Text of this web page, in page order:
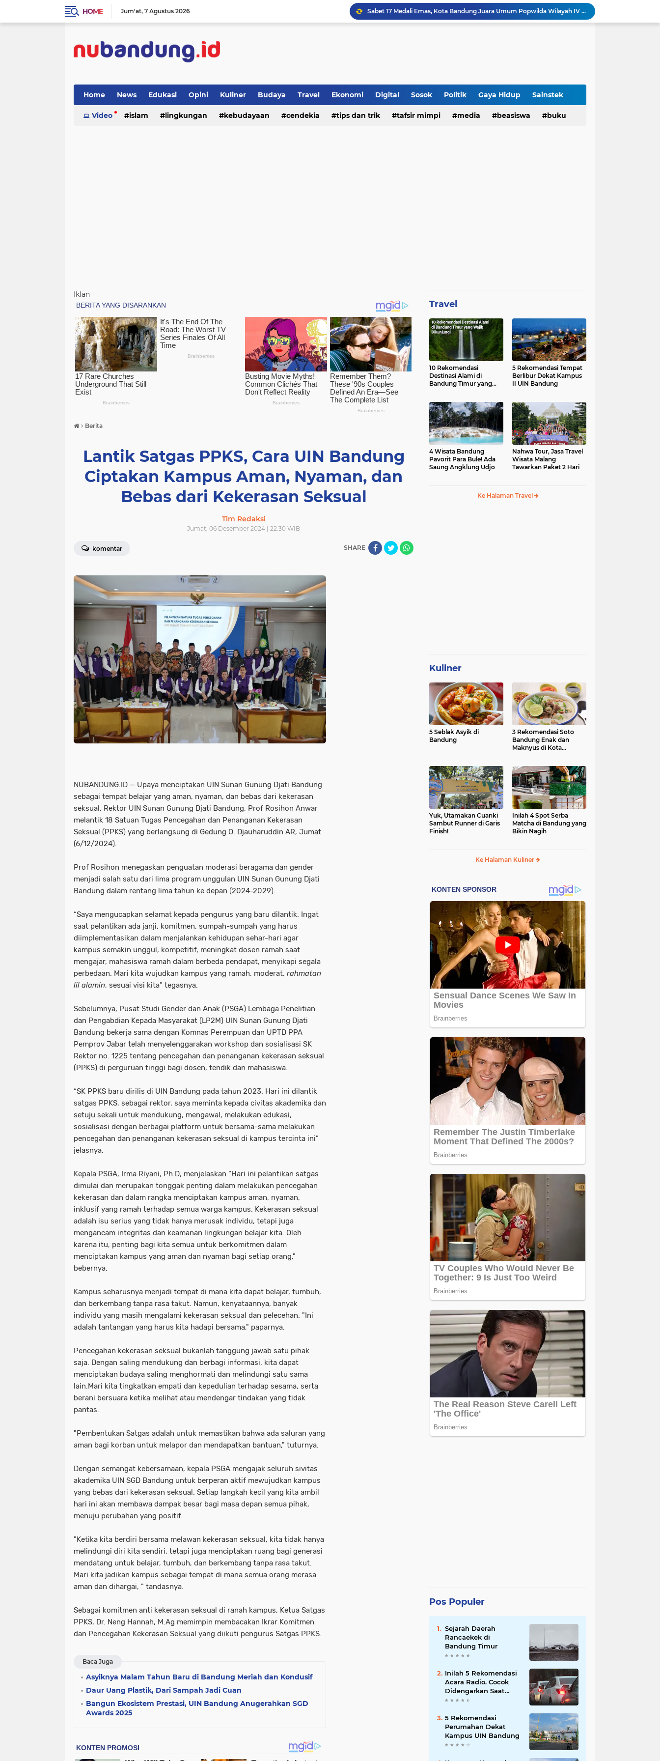
HOME Jum'at 7 Agustus 2026
Jalan Redup Agama: Catatan untuk Munas-Kobes NU
Dari UAS Berbasis Proyek, Mahasiswa AFI dan S2 Studi Agama-Agama UIN Bandung Hadirkan Seminar dan Pentas Seni Moderasi Beragama
Islam dan Barat
Home News Edukasi Opini Kuliner Budaya Travel Ekonomi Digital Sosok Politik Gaya Hidup Sainstek
Video islam lingkungan kebudayaan cendekia tips dan trik tafsir mimpi media beasiswa buku
Iklan
› Berita
Lantik Satgas PPKS, Cara UIN Bandung
Ciptakan Kampus Aman, Nyaman, dan
Bebas dari Kekerasan Seksual
Tim Redaksi
Jumat, 06 Desember 2024 | 22:30 WIB
komentar SHARE
NUBANDUNG.ID — Upaya menciptakan UIN Sunan Gunung Djati Bandung
sebagai tempat belajar yang aman, nyaman, dan bebas dari kekerasan
seksual. Rektor UIN Sunan Gunung Djati Bandung, Prof Rosihon Anwar
melantik 18 Satuan Tugas Pencegahan dan Penanganan Kekerasan
Seksual (PPKS) yang berlangsung di Gedung O. Djauharuddin AR, Jumat
(6/12/2024).
Prof Rosihon menegaskan penguatan moderasi beragama dan gender
menjadi salah satu dari lima program unggulan UIN Sunan Gunung Djati
Bandung dalam rentang lima tahun ke depan (2024-2029).
“Saya mengucapkan selamat kepada pengurus yang baru dilantik. Ingat
saat pelantikan ada janji, komitmen, sumpah-sumpah yang harus
diimplementasikan dalam menjalankan kehidupan sehar-hari agar
kampus semakin unggul, kompetitif, meningkat dosen ramah saat
mengajar, mahasiswa ramah dalam berbeda pendapat, menyikapi segala
perbedaan. Mari kita wujudkan kampus yang ramah, moderat, rahmatan
lil alamin, sesuai visi kita” tegasnya.
Sebelumnya, Pusat Studi Gender dan Anak (PSGA) Lembaga Penelitian
dan Pengabdian Kepada Masyarakat (LP2M) UIN Sunan Gunung Djati
Bandung bekerja sama dengan Komnas Perempuan dan UPTD PPA
Pemprov Jabar telah menyelenggarakan workshop dan sosialisasi SK
Rektor no. 1225 tentang pencegahan dan penanganan kekerasan seksual
(PPKS) di perguruan tinggi bagi dosen, tendik dan mahasiswa.
“SK PPKS baru dirilis di UIN Bandung pada tahun 2023. Hari ini dilantik
satgas PPKS, sebagai rektor, saya meminta kepada civitas akademika dan
setuju sekali untuk mendukung, mengawal, melakukan edukasi,
sosialisasi dengan berbagai platform untuk bersama-sama melakukan
pencegahan dan penanganan kekerasan seksual di kampus tercinta ini”
jelasnya.
Kepala PSGA, Irma Riyani, Ph.D, menjelaskan “Hari ini pelantikan satgas
dimulai dan merupakan tonggak penting dalam melakukan pencegahan
kekerasan dan dalam rangka menciptakan kampus aman, nyaman,
inklusif yang ramah terhadap semua warga kampus. Kekerasan seksual
adalah isu serius yang tidak hanya merusak individu, tetapi juga
mengancam integritas dan keamanan lingkungan belajar kita. Oleh
karena itu, penting bagi kita semua untuk berkomitmen dalam
menciptakan kampus yang aman dan nyaman bagi setiap orang,"
bebernya.
Kampus seharusnya menjadi tempat di mana kita dapat belajar, tumbuh,
dan berkembang tanpa rasa takut. Namun, kenyataannya, banyak
individu yang masih mengalami kekerasan seksual dan pelecehan. "Ini
adalah tantangan yang harus kita hadapi bersama," paparnya.
Pencegahan kekerasan seksual bukanlah tanggung jawab satu pihak
saja. Dengan saling mendukung dan berbagi informasi, kita dapat
menciptakan budaya saling menghormati dan melindungi satu sama
lain.Mari kita tingkatkan empati dan kepedulian terhadap sesama, serta
berani bersuara ketika melihat atau mendengar tindakan yang tidak
pantas.
"Pembentukan Satgas adalah untuk memastikan bahwa ada saluran yang
aman bagi korban untuk melapor dan mendapatkan bantuan," tuturnya.
Dengan semangat kebersamaan, kepala PSGA mengajak seluruh sivitas
akademika UIN SGD Bandung untuk berperan aktif mewujudkan kampus
yang bebas dari kekerasan seksual. Setiap langkah kecil yang kita ambil
hari ini akan membawa dampak besar bagi masa depan semua pihak,
menuju perubahan yang positif.
"Ketika kita berdiri bersama melawan kekerasan seksual, kita tidak hanya
melindungi diri kita sendiri, tetapi juga menciptakan ruang bagi generasi
mendatang untuk belajar, tumbuh, dan berkembang tanpa rasa takut.
Mari kita jadikan kampus sebagai tempat di mana semua orang merasa
aman dan dihargai, " tandasnya.
Sebagai komitmen anti kekerasan seksual di ranah kampus, Ketua Satgas
PPKS, Dr. Neng Hannah, M.Ag memimpin membacakan Ikrar Komitmen
dan Pencegahan Kekerasan Seksual yang diikuti pengurus Satgas PPKS.
Baca Juga
Asyiknya Malam Tahun Baru di Bandung Meriah dan Kondusif
Daur Uang Plastik, Dari Sampah Jadi Cuan
Bangun Ekosistem Prestasi, UIN Bandung Anugerahkan SGD
Awards 2025
Travel
10 Rekomendasi
Destinasi Alami di
Bandung Timur yang
5 Rekomendasi Tempat
Berlibur Dekat Kampus
II UIN Bandung
4 Wisata Bandung
Pavorit Para Bule! Ada
Saung Angklung Udjo
Nahwa Tour, Jasa Travel
Wisata Malang
Tawarkan Paket 2 Hari
Ke Halaman Travel
Kuliner
5 Seblak Asyik di
Bandung
3 Rekomendasi Soto
Bandung Enak dan
Maknyus di Kota
Yuk, Utamakan Cuanki
Sambut Runner di Garis
Finish!
Inilah 4 Spot Serba
Matcha di Bandung yang
Bikin Nagih
Ke Halaman Kuliner
Pos Populer
Sejarah Daerah
Rancaekek di
Bandung Timur
Inilah 5 Rekomendasi
Acara Radio. Cocok
Didengarkan Saat
Macet
5 Rekomendasi
Perumahan Dekat
Kampus UIN Bandung